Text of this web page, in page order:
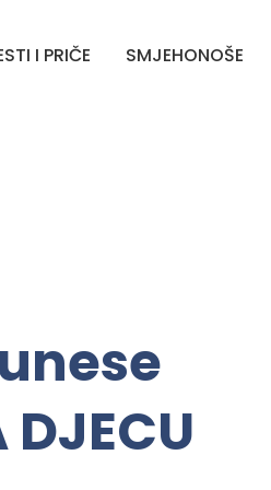
I PRIČE SMJEHONOŠE
DJECU